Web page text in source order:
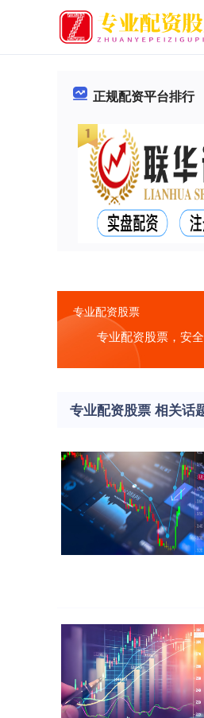
正规配资平台排行
专业配资股票
专业配资股票，安
专业配资股票 相关话